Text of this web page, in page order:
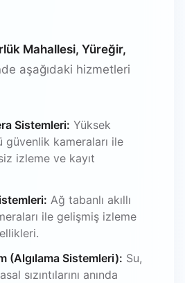
Mahallesi, Yüreğir,
aşağıdaki hizmetleri
Sistemleri: Yüksek
güvenlik kameraları ile
izleme ve kayıt
Ağ tabanlı akıllı
ile gelişmiş izleme
(Algılama Sistemleri): Su,
sızıntılarını anında